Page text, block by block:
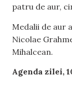
patru de aur,
Medalii de aur
Nicolae
Mihalcean.
Agenda zilei,